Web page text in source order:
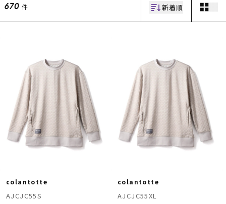
覧
中古/アウトレット サー
ギフトラッピング
下取り保証について
ニュース
ムラサキスポーツ 公式アプリ
ポイント・クーポンもこのアプリで！
670 件 新着順
colantotte
AJCJC55S
colantotte
AJCJC55XL